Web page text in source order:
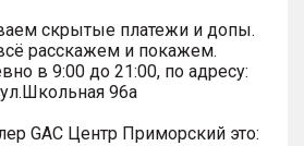
скрытые платежи и допы.
расскажем и покажем.
в 9:00 до 21:00, по адресу:
96а
GАС Центр Приморский это: